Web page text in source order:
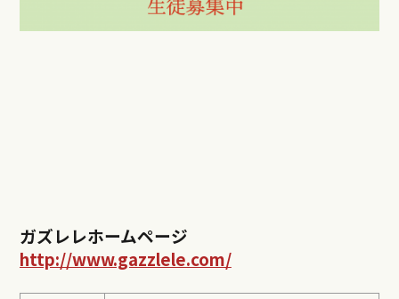
ガズレレホームページ
http://www.gazzlele.com/